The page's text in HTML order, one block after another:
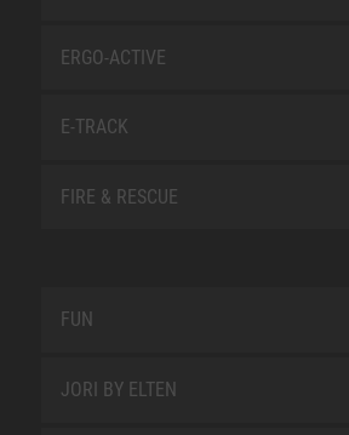
ERGO-ACTIVE
E-TRACK
FIRE & RESCUE
FUN
JORI BY ELTEN